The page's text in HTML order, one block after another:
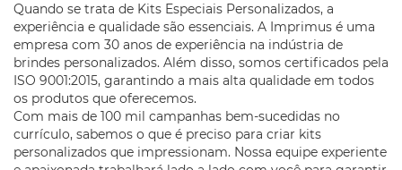
Quando se trata de Kits Especiais Personalizados, a
experiência e qualidade são essenciais. A Imprimus é uma
empresa com 30 anos de experiência na indústria de
brindes personalizados. Além disso, somos certificados pela
ISO 9001:2015, garantindo a mais alta qualidade em todos
os produtos que oferecemos.
Com mais de 100 mil campanhas bem-sucedidas no
currículo, sabemos o que é preciso para criar kits
personalizados que impressionam. Nossa equipe experiente